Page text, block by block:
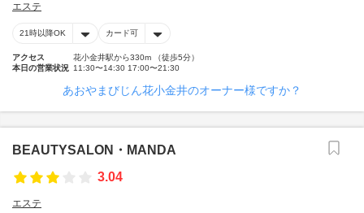
エステ
21時以降OK カード可
アクセス
花小金井駅から330m （徒歩5分）
本日の営業状況 11:30〜14:30 17:00〜21:30
あおやまびじん花小金井のオーナー様ですか？
BEAUTYSALON・MANDA
3.04
エステ